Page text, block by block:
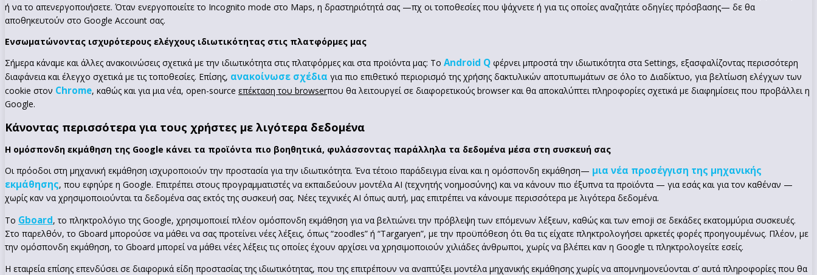
ή να το απενεργοποιήσετε. Όταν ενεργοποιείτε το Incognito mode στo Maps, η δραστηριότητά σας —πχ οι τοποθεσίες που ψάχνετε ή για τις οποίες αναζητάτε οδηγίες πρόσβασης— δε θα
αποθηκευτούν στο Google Account σας.
Ενσωματώνοντας ισχυρότερους ελέγχους ιδιωτικότητας στις πλατφόρμες μας
Σήμερα κάναμε και άλλες ανακοινώσεις σχετικά με την ιδιωτικότητα στις πλατφόρμες και στα προϊόντα μας: Το Android Q φέρνει μπροστά την ιδιωτικότητα στα Settings, εξασφαλίζοντας περισσότερη
διαφάνεια και έλεγχο σχετικά με τις τοποθεσίες. Επίσης, ανακοίνωσε σχέδια για πιο επιθετικό περιορισμό της χρήσης δακτυλικών αποτυπωμάτων σε όλο το Διαδίκτυο, για βελτίωση ελέγχων των
cookie στον Chrome, καθώς και για μια νέα, open-source επέκταση του browserπου θα λειτουργεί σε διαφορετικούς browser και θα αποκαλύπτει πληροφορίες σχετικά με διαφημίσεις που προβάλλει η
Google.
Κάνοντας περισσότερα για τους χρήστες με λιγότερα δεδομένα
Η ομόσπονδη εκμάθηση της Google κάνει τα προϊόντα πιο βοηθητικά, φυλάσσοντας παράλληλα τα δεδομένα μέσα στη συσκευή σας
Οι πρόοδοι στη μηχανική εκμάθηση ισχυροποιούν την προστασία για την ιδιωτικότητα. Ένα τέτοιο παράδειγμα είναι και η ομόσπονδη εκμάθηση— μια νέα προσέγγιση της μηχανικής
εκμάθησης, που εφηύρε η Google. Επιτρέπει στους προγραμματιστές να εκπαιδεύουν μοντέλα AI (τεχνητής νοημοσύνης) και να κάνουν πιο έξυπνα τα προϊόντα — για εσάς και για τον καθέναν —
χωρίς καν να χρησιμοποιούνται τα δεδομένα σας εκτός της συσκευή σας. Νέες τεχνικές AI όπως αυτή, μας επιτρέπει να κάνουμε περισσότερα με λιγότερα δεδομένα.
Το Gboard, το πληκτρολόγιο της Google, χρησιμοποιεί πλέον ομόσπονδη εκμάθηση για να βελτιώνει την πρόβλεψη των επόμενων λέξεων, καθώς και των emoji σε δεκάδες εκατομμύρια συσκευές.
Στο παρελθόν, το Gboard μπορούσε να μάθει να σας προτείνει νέες λέξεις, όπως “zoodles” ή “Targaryen”, με την προϋπόθεση ότι θα τις είχατε πληκτρολογήσει αρκετές φορές προηγουμένως. Πλέον, με
την ομόσπονδη εκμάθηση, το Gboard μπορεί να μάθει νέες λέξεις τις οποίες έχουν αρχίσει να χρησιμοποιούν χιλιάδες άνθρωποι, χωρίς να βλέπει καν η Google τι πληκτρολογείτε εσείς.
Η εταιρεία επίσης επενδύσει σε διαφορικά είδη προστασίας της ιδιωτικότητας, που της επιτρέπουν να αναπτύξει μοντέλα μηχανικής εκμάθησης χωρίς να απομνημονεύονται σ’ αυτά πληροφορίες που θα